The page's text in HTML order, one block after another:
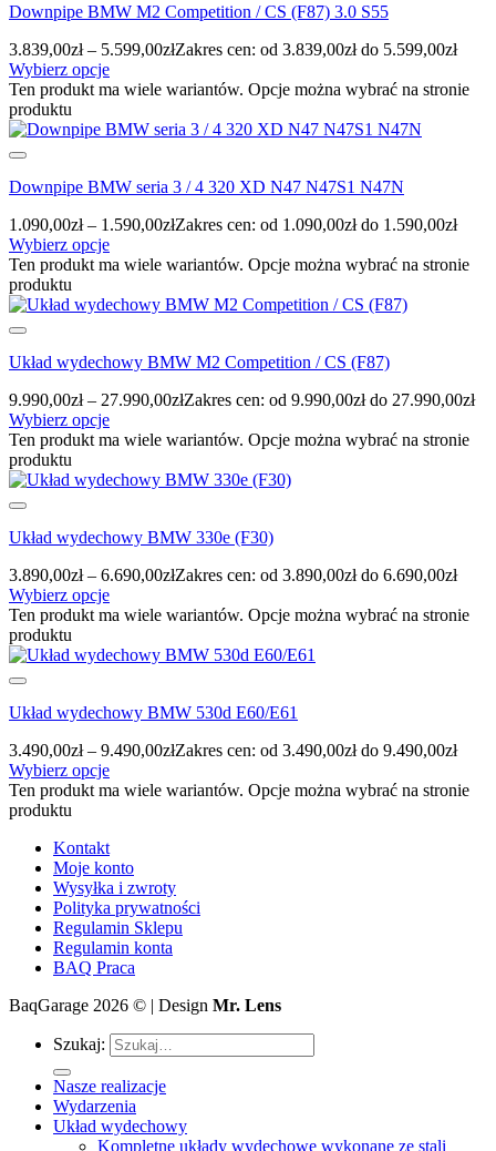
Downpipe BMW M2 Competition / CS (F87) 3.0 S55
3.839,00zł – 5.599,00złZakres cen: od 3.839,00zł do 5.599,00zł
Wybierz opcje
Ten produkt ma wiele wariantów. Opcje można wybrać na stronie
produktu
Downpipe BMW seria 3 / 4 320 XD N47 N47S1 N47N
1.090,00zł – 1.590,00złZakres cen: od 1.090,00zł do 1.590,00zł
Wybierz opcje
Ten produkt ma wiele wariantów. Opcje można wybrać na stronie
produktu
Układ wydechowy BMW M2 Competition / CS (F87)
9.990,00zł – 27.990,00złZakres cen: od 9.990,00zł do 27.990,00zł
Wybierz opcje
Ten produkt ma wiele wariantów. Opcje można wybrać na stronie
produktu
Układ wydechowy BMW 330e (F30)
3.890,00zł – 6.690,00złZakres cen: od 3.890,00zł do 6.690,00zł
Wybierz opcje
Ten produkt ma wiele wariantów. Opcje można wybrać na stronie
produktu
Układ wydechowy BMW 530d E60/E61
3.490,00zł – 9.490,00złZakres cen: od 3.490,00zł do 9.490,00zł
Wybierz opcje
Ten produkt ma wiele wariantów. Opcje można wybrać na stronie
produktu
Kontakt
Moje konto
Wysyłka i zwroty
Polityka prywatności
Regulamin Sklepu
Regulamin konta
BAQ Praca
BaqGarage 2026 © | Design Mr. Lens
Szukaj:
Nasze realizacje
Wydarzenia
Układ wydechowy
Kompletne układy wydechowe wykonane ze stali